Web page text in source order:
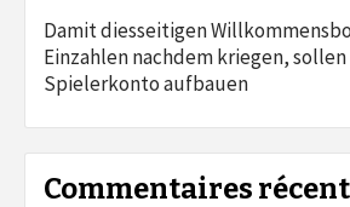
Damit diesseitigen
Einzahlen nachdem kriegen, sollen
Spielerkonto aufbauen
Commentaires